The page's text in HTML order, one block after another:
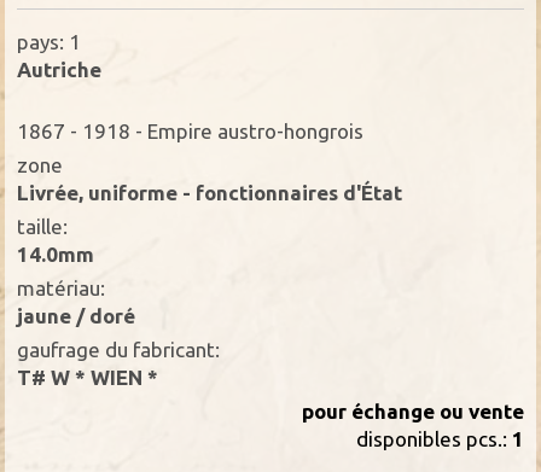
pays: 1
Autriche
1867 - 1918 - Empire austro-hongrois
zone
Livrée, uniforme - fonctionnaires d'État
taille:
14.0mm
matériau:
jaune / doré
gaufrage du fabricant:
T# W * WIEN *
pour échange ou vente
disponibles pcs.: 1